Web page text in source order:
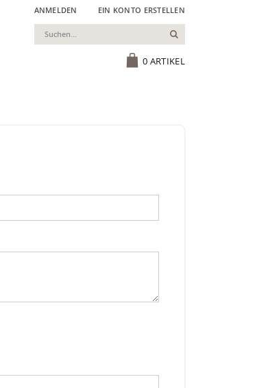
ANMELDEN EIN KONTO ERSTELLEN
0 ARTIKEL
Suchen